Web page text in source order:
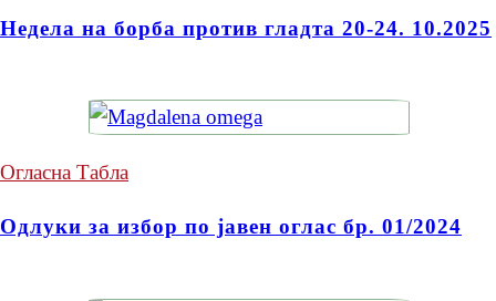
Недела на борба против гладта 20-24. 10.2025
Огласна Табла
Одлуки за избор по јавен оглас бр. 01/2024